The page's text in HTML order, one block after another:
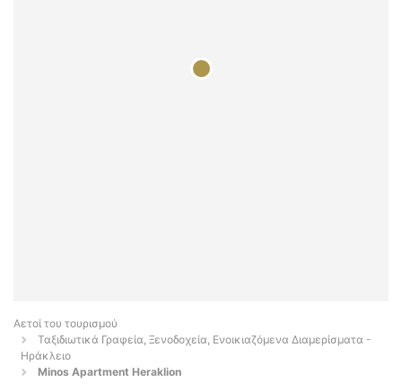
Αετοί του τουρισμού
Ταξιδιωτικά Γραφεία, Ξενοδοχεία, Ενοικιαζόμενα Διαμερίσματα -
Ηράκλειο
Minos Apartment Heraklion